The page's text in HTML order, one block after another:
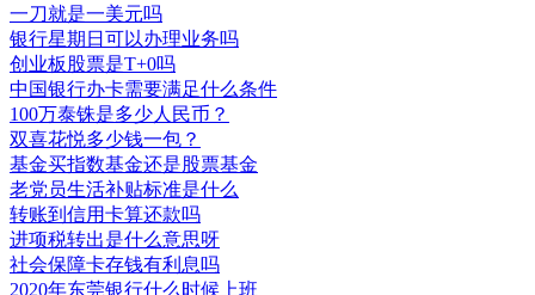
一刀就是一美元吗
银行星期日可以办理业务吗
创业板股票是T+0吗
中国银行办卡需要满足什么条件
100万泰铢是多少人民币？
双喜花悦多少钱一包？
基金买指数基金还是股票基金
老党员生活补贴标准是什么
转账到信用卡算还款吗
进项税转出是什么意思呀
社会保障卡存钱有利息吗
2020年东莞银行什么时候上班